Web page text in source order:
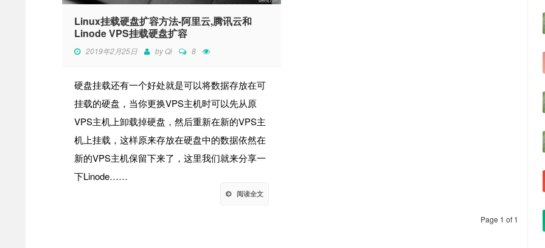
Linux挂载硬盘扩容方法-阿里云,腾讯云和
Linode VPS挂载硬盘扩容
2019年2月25日 byQi 8
硬盘挂载还有一个好处就是可以将数据存放在可
挂载的硬盘，当你更换VPS主机时可以先从原
VPS主机上卸载掉硬盘，然后重新在新的VPS主
机上挂载，这样原来存放在硬盘中的数据依然在
新的VPS主机保留下来了，这里我们就来分享一
下Linode……
阅读全文
Page 1 of 1